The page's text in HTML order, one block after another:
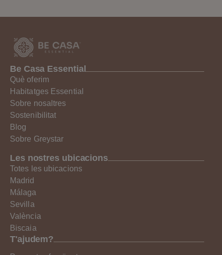
Be Casa Essential
Què oferim
Habitatges Essential
Sobre nosaltres
Sostenibilitat
Blog
Sobre Greystar
Les nostres ubicacions
Totes les ubicacions
Madrid
Málaga
Sevilla
València
Biscaia
T'ajudem?